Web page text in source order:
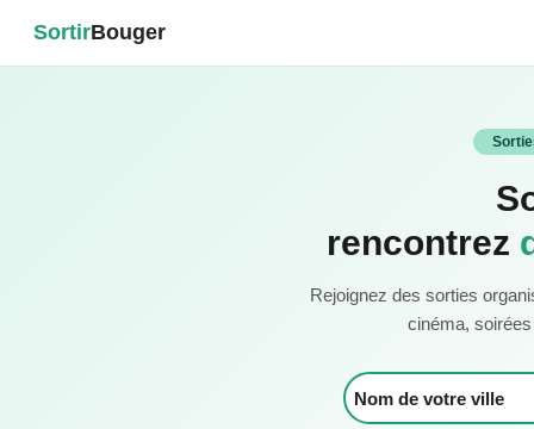
SortirBouger
rencontrez
Rejoignez des sorties
cinéma,